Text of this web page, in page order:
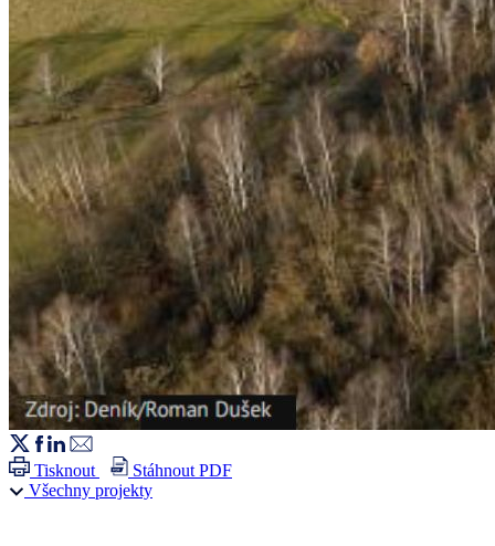
Tisknout
Stáhnout PDF
Všechny projekty